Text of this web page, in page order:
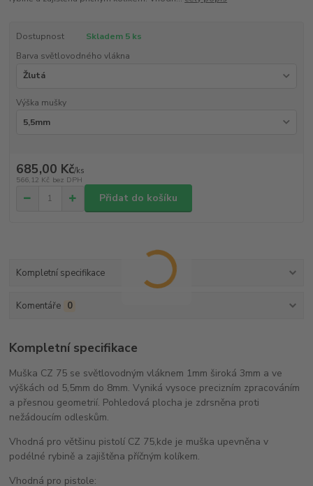
Dostupnost
Skladem 5 ks
Barva světlovodného vlákna
Výška mušky
685,00 Kč/ks
566,12 Kč bez DPH
Přidat do košíku
Kompletní specifikace
Komentáře 0
Kompletní specifikace
Muška CZ 75 se světlovodným vláknem 1mm široká 3mm a ve
výškách od 5,5mm do 8mm. Vyniká vysoce precizním zpracováním
a přesnou geometrií. Pohledová plocha je zdrsněna proti
nežádoucím odleskům.
Vhodná pro většinu pistolí CZ 75,kde je muška upevněna v
podélné rybině a zajištěna příčným kolíkem.
Vhodná pro pistole: